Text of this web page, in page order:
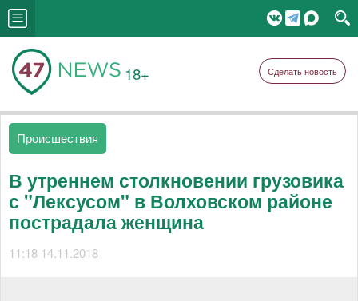
18+ Сделать новость
Происшествия
В утреннем столкновении грузовика
с "Лексусом" в Волховском районе
пострадала женщина
11:18 14.11.2018